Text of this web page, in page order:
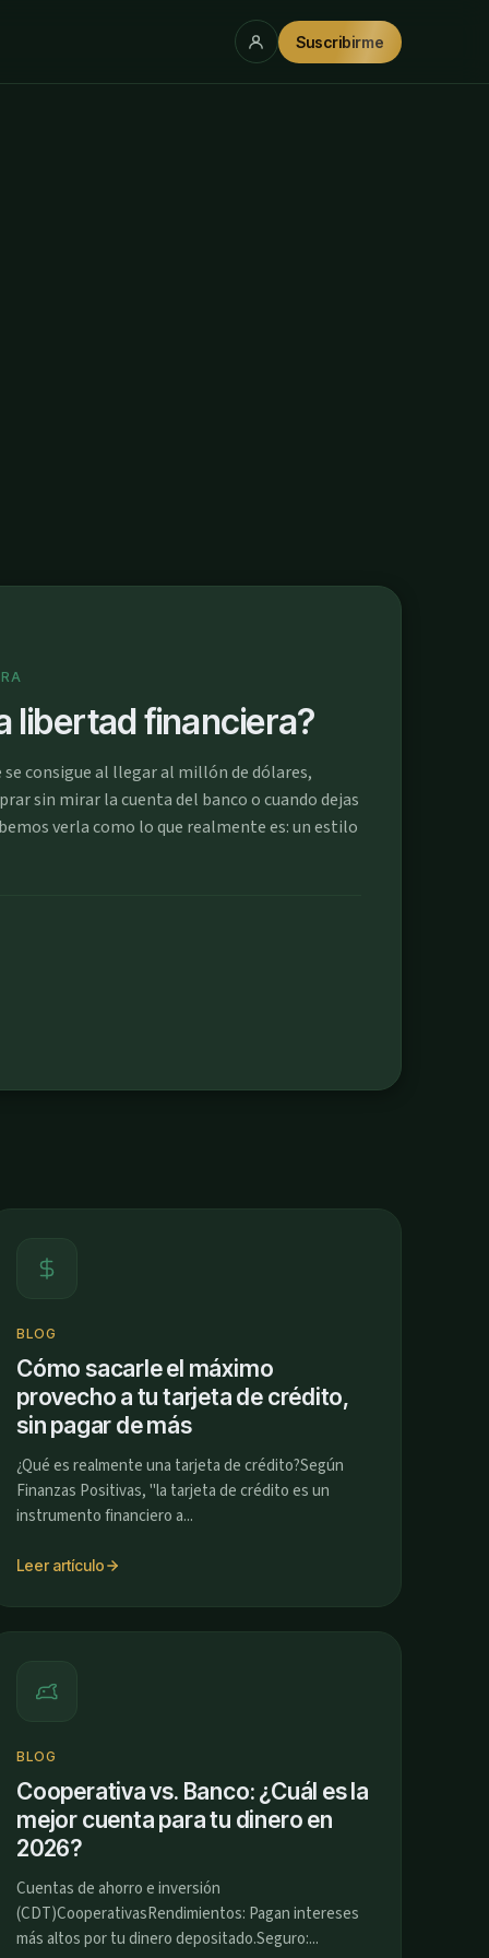
Suscribirme
libertad financiera?
se consigue al llegar al millón de dólares,
sin mirar la cuenta del banco o cuando dejas
verla como lo que realmente es: un estilo
BLOG
Cómo sacarle el máximo
provecho a tu tarjeta de crédito,
sin pagar de más
¿Qué es realmente una tarjeta de crédito?Según
Finanzas Positivas, "la tarjeta de crédito es un
instrumento financiero a...
Leer artículo
BLOG
Cooperativa vs. Banco: ¿Cuál es la
mejor cuenta para tu dinero en
2026?
Cuentas de ahorro e inversión
(CDT)CooperativasRendimientos: Pagan intereses
más altos por tu dinero depositado.Seguro:...